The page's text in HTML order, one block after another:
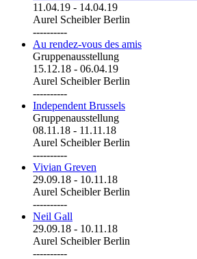
11.04.19 - 14.04.19
Aurel Scheibler Berlin
----------
Au rendez-vous des amis
Gruppenausstellung
15.12.18 - 06.04.19
Aurel Scheibler Berlin
----------
Independent Brussels
Gruppenausstellung
08.11.18 - 11.11.18
Aurel Scheibler Berlin
----------
Vivian Greven
29.09.18 - 10.11.18
Aurel Scheibler Berlin
----------
Neil Gall
29.09.18 - 10.11.18
Aurel Scheibler Berlin
----------